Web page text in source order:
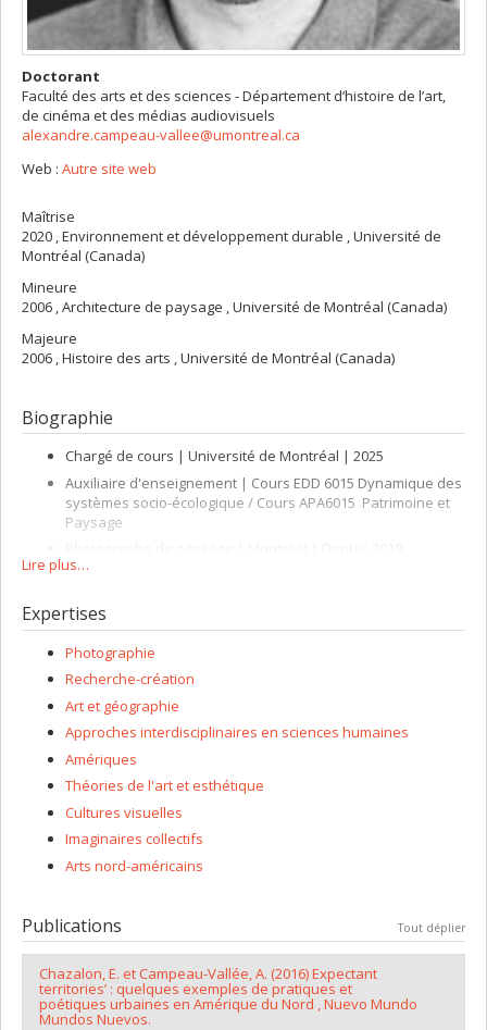
Doctorant
Faculté des arts et des sciences - Département d’histoire de l’art,
de cinéma et des médias audiovisuels
alexandre.campeau-vallee@umontreal.ca
Web : Autre site web
Maîtrise
2020 , Environnement et développement durable , Université de
Montréal (Canada)
Mineure
2006 , Architecture de paysage , Université de Montréal (Canada)
Majeure
2006 , Histoire des arts , Université de Montréal (Canada)
Biographie
Chargé de cours | Université de Montréal | 2025
Auxiliaire d'enseignement | Cours EDD 6015 Dynamique des
systèmes socio-écologique / Cours APA6015 Patrimoine et
Paysage
Consultant en aménagement et animation urbaine |
Stagiaire en recherche et développement | BC2 | Montréal |
Chargé de projet | Institut du Nouveau Monde | Montréal |
2014
Agent de concertation | Solidarité Mercier Est | Montréal |
2013-2014
Chargé de projet en transports durables | Équiterre | 2011-
2012
Chargé de projet en aménagement | Comité de
Lire plus…
Expertises
Photographie
Recherche-création
Art et géographie
Approches interdisciplinaires en sciences humaines
Amériques
Théories de l'art et esthétique
Cultures visuelles
Imaginaires collectifs
Arts nord-américains
Publications Tout déplier
Chazalon, E. et Campeau-Vallée, A. (2016) Expectant
territories’ : quelques exemples de pratiques et
poétiques urbaines en Amérique du Nord , Nuevo Mundo
Mundos Nuevos.